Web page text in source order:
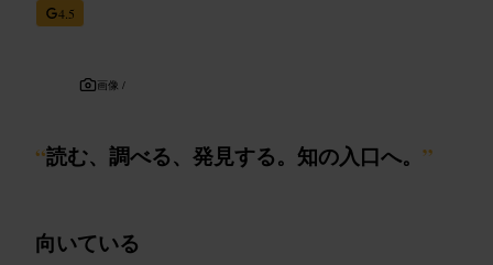
4.5
画像 /
“読む、調べる、発見する。知の入口へ。 ”
向いている